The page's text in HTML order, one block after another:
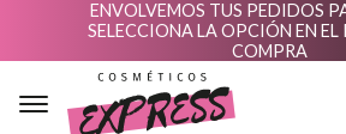
ENVOLVEMOS TUS PEDIDOS
SELECCIONA LA OPCIÓN EN EL
COMPRA